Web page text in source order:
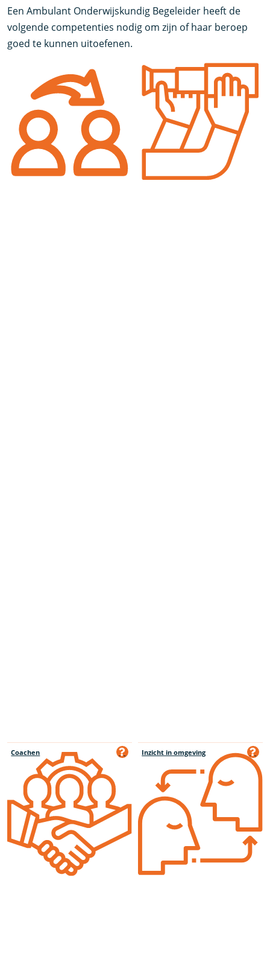
Een Ambulant Onderwijskundig Begeleider heeft de
volgende competenties nodig om zijn of haar beroep
goed te kunnen uitoefenen.
Coachen Inzicht in omgeving